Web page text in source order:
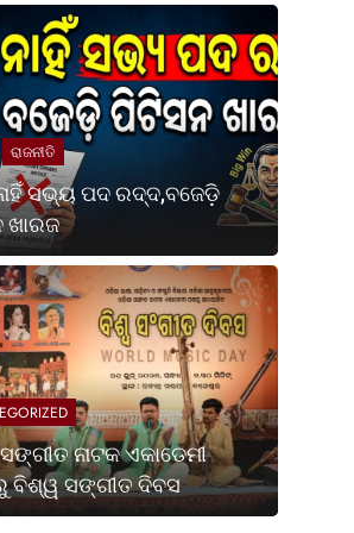
ପ୍ରତିଷ୍ଠା
ଶକ୍ତି ଏବଂ ସ୍ଥିରତା ଓ
ରାଜନୀତି
ସଭ୍ୟ ପଦ ରଦ୍ଦ,ବଜେଡ଼ି
ଖାରଜ
ନାଟକ ଏକାଡେମୀ
ବିଶ୍ୱ ସଙ୍ଗୀତ ଦିବସ